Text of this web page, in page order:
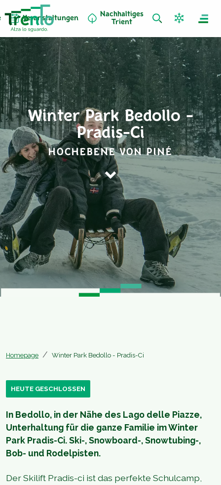
Veranstaltungen
Nachhaltiges
Trient
Winter Park Bedollo -
Pradis-Ci
HOCHEBENE VON PINÉ
Homepage Winter Park Bedollo - Pradis-Ci
HEUTE GESCHLOSSEN
In Bedollo, in der Nähe des Lago delle Piazze,
Unterhaltung für die ganze Familie im Winter
Park Pradis-Ci. Ski-, Snowboard-, Snowtubing-,
Bob- und Rodelpisten.
Der Skilift Pradis-ci ist das perfekte Schulcamp,